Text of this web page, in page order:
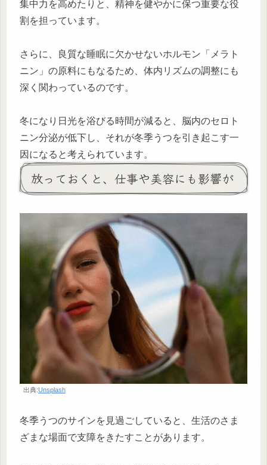
集中力を高めたりと、精神を健やかに保つ重要な役
割を担っています。
さらに、良質な睡眠に欠かせないホルモン「メラト
ニン」の原料にもなるため、体内リズムの調整にも
深く関わっているのです。
冬になり日光を浴びる時間が減ると、脳内のセロト
ニン分泌が低下し、それが冬季うつを引き起こす一
因になると考えられています。
放っておくと、仕事や美容にも影響が
出典:Unsplash
冬季うつのサインを見過ごしていると、生活のさま
ざまな場面で支障をきたすことがあります。